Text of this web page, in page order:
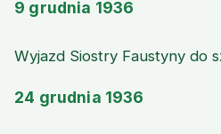
9 grudnia 1936
Wyjazd Siostry Faustyny do
24 grudnia 1936